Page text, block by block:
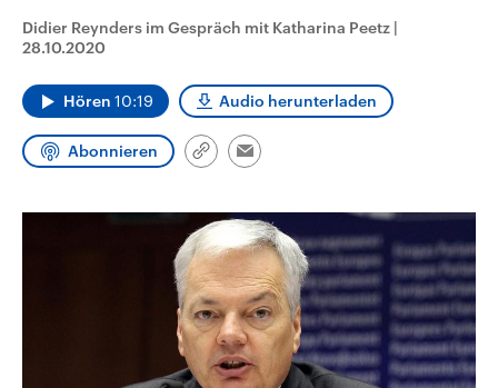
Wahl.
Audio-Archiv
Didier Reynders im Gespräch mit Katharina Peetz |
28.10.2020
Hören 10:19 Audio herunterladen
Abonnieren
Link
Email